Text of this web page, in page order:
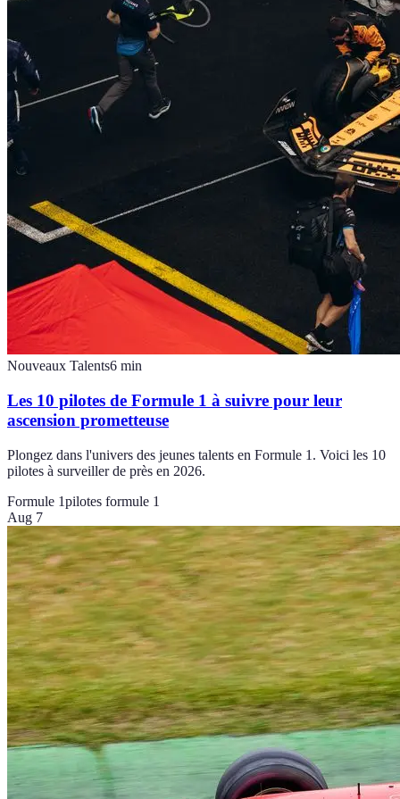
Nouveaux Talents6 min
Les 10 pilotes de Formule 1 à suivre pour leur
ascension prometteuse
Plongez dans l'univers des jeunes talents en Formule 1. Voici les 10
pilotes à surveiller de près en 2026.
Formule 1pilotes formule 1
Aug 7